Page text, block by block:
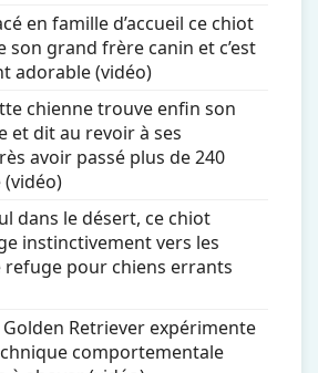
en famille d’accueil ce chiot
grand frère canin et c’est
adorable (vidéo)
chienne trouve enfin son
et dit au revoir à ses
avoir passé plus de 240
dans le désert, ce chiot
instinctivement vers les
refuge pour chiens errants
Golden Retriever expérimente
comportementale